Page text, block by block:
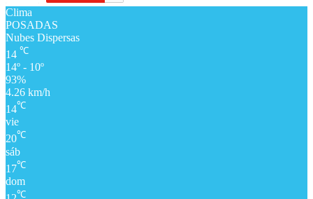
Clima
POSADAS
Nubes Dispersas
14 ℃
14º - 10º
93%
4.26 km/h
14℃
vie
20℃
sáb
17℃
dom
℃